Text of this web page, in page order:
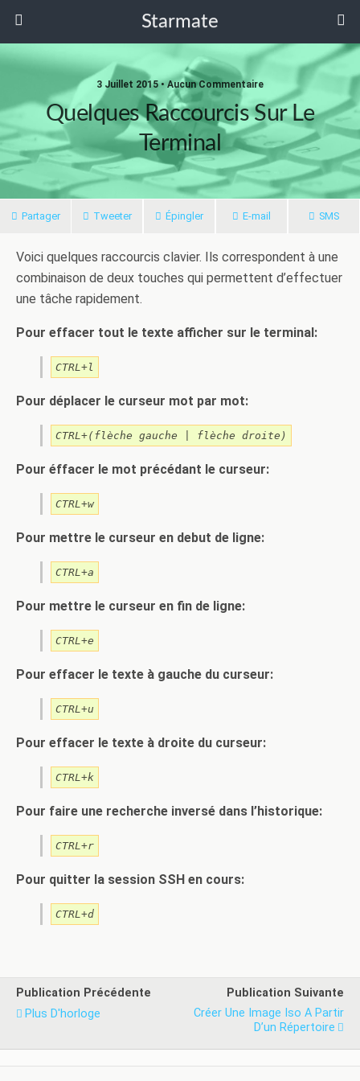
Starmate
3 Juillet 2015 • Aucun Commentaire
Quelques Raccourcis Sur Le
Terminal
Partager Tweeter Épingler E-mail SMS
Voici quelques raccourcis clavier. Ils correspondent à une
combinaison de deux touches qui permettent d’effectuer
une tâche rapidement.
Pour effacer tout le texte afficher sur le terminal:
CTRL+l
Pour déplacer le curseur mot par mot:
CTRL+(flèche gauche | flèche droite)
Pour éffacer le mot précédant le curseur:
CTRL+w
Pour mettre le curseur en debut de ligne:
CTRL+a
Pour mettre le curseur en fin de ligne:
CTRL+e
Pour effacer le texte à gauche du curseur:
CTRL+u
Pour effacer le texte à droite du curseur:
CTRL+k
Pour faire une recherche inversé dans l’historique:
CTRL+r
Pour quitter la session SSH en cours:
CTRL+d
Publication Précédente
Plus D'horloge
Publication Suivante
Créer Une Image Iso A Partir
D’un Répertoire